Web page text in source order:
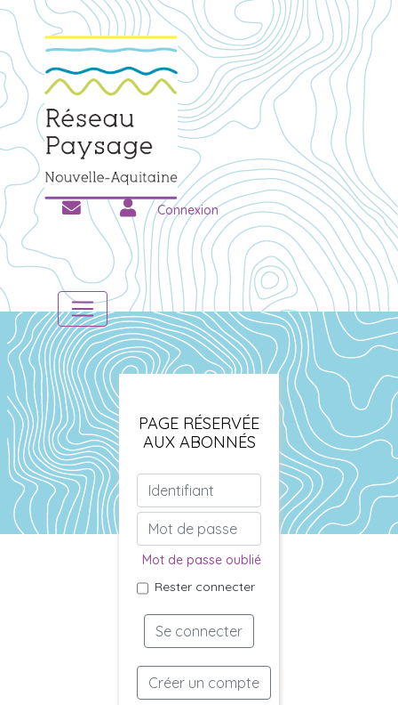
Connexion
PAGE RÉSERVÉE
AUX ABONNÉS
Mot de passe oublié
Rester connecter